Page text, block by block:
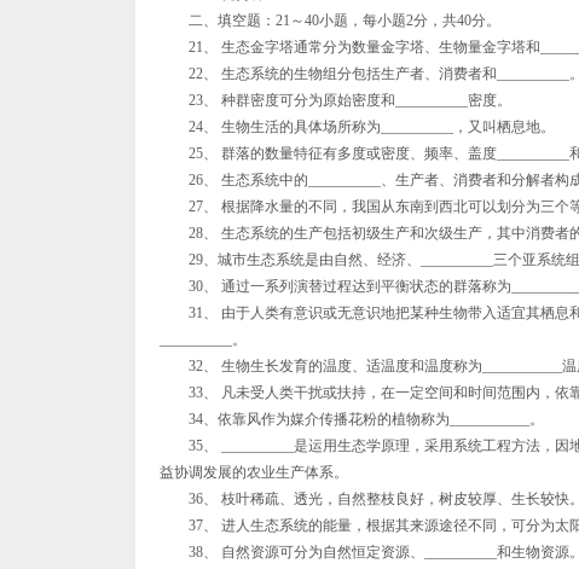
二、填空题：21～40小题，每小题2分，共40分。
21、 生态金字塔通常分为数量金字塔、生物量金字塔和
22、 生态系统的生物组分包括生产者、消费者和__________。
23、 种群密度可分为原始密度和__________密度。
24、 生物生活的具体场所称为__________，又叫栖息地。
25、 群落的数量特征有多度或密度、频率、盖度__________和
26、 生态系统中的__________、生产者、消费者和分解者构
27、 根据降水量的不同，我国从东南到西北可以划分为三个等
28、 生态系统的生产包括初级生产和次级生产，其中消费者的
29、城市生态系统是由自然、经济、__________三个亚系统组
30、 通过一系列演替过程达到平衡状态的群落称为
31、 由于人类有意识或无意识地把某种生物带入适宜其栖息
__________。
32、 生物生长发育的温度、适温度和温度称为___________温
33、 凡未受人类干扰或扶持，在一定空间和时间范围内，依靠
34、依靠风作为媒介传播花粉的植物称为___________。
35、 __________是运用生态学原理，采用系统工程方法，因
益协调发展的农业生产体系。
36、 枝叶稀疏、透光，自然整枝良好，树皮较厚、生长较快。
37、 进人生态系统的能量，根据其来源途径不同，可分为太阳
38、 自然资源可分为自然恒定资源、__________和生物资源。